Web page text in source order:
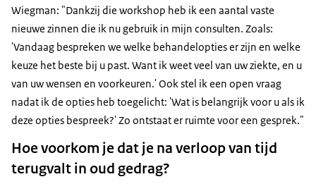
Wiegman: "Dankzij die workshop heb ik een aantal vaste
nieuwe zinnen die ik nu gebruik in mijn consulten. Zoals:
'Vandaag bespreken we welke behandelopties er zijn en welke
keuze het beste bij u past. Want ik weet veel van uw ziekte, en u
van uw wensen en voorkeuren.' Ook stel ik een open vraag
nadat ik de opties heb toegelicht: 'Wat is belangrijk voor u als ik
deze opties bespreek?' Zo ontstaat er ruimte voor een gesprek."
Hoe voorkom je dat je na verloop van tijd
terugvalt in oud gedrag?